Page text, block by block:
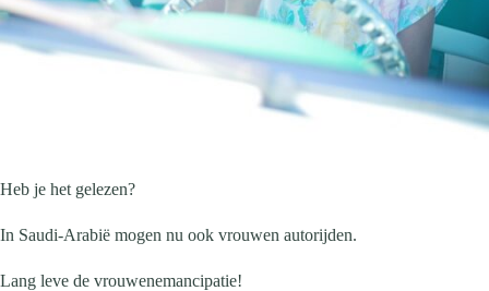
Heb je het gelezen?
In Saudi-Arabië mogen nu ook vrouwen autorijden.
Lang leve de vrouwenemancipatie!